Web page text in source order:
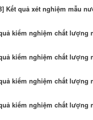
Kết quả xét nghiệm mẫu
kiểm nghiệm chất lượng
kiểm nghiệm chất lượng
kiểm nghiệm chất lượng
kiểm nghiệm chất lượng